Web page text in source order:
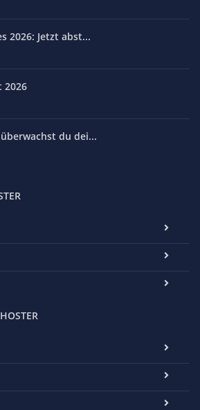
2026: Jetzt abst...
2026
du dei...